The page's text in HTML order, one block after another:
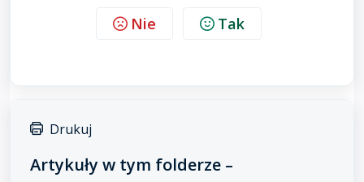
Nie Tak
Drukuj
Artykuły w tym folderze –